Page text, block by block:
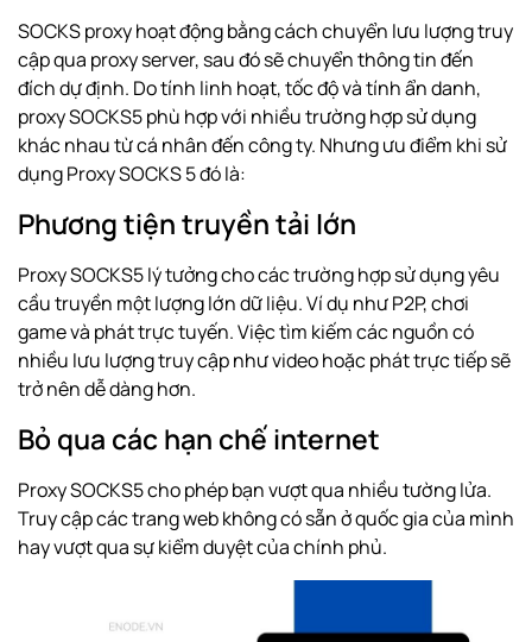
SOCKS proxy hoạt động bằng cách chuyển lưu lượng truy
cập qua proxy server, sau đó sẽ chuyển thông tin đến
đích dự định. Do tính linh hoạt, tốc độ và tính ẩn danh,
proxy SOCKS5 phù hợp với nhiều trường hợp sử dụng
khác nhau từ cá nhân đến công ty. Nhưng ưu điểm khi sử
dụng Proxy SOCKS 5 đó là:
Phương tiện truyền tải lớn
Proxy SOCKS5 lý tưởng cho các trường hợp sử dụng yêu
cầu truyền một lượng lớn dữ liệu. Ví dụ như P2P, chơi
game và phát trực tuyến. Việc tìm kiếm các nguồn có
nhiều lưu lượng truy cập như video hoặc phát trực tiếp sẽ
trở nên dễ dàng hơn.
Bỏ qua các hạn chế internet
Proxy SOCKS5 cho phép bạn vượt qua nhiều tường lửa.
Truy cập các trang web không có sẵn ở quốc gia của mình
hay vượt qua sự kiểm duyệt của chính phủ.